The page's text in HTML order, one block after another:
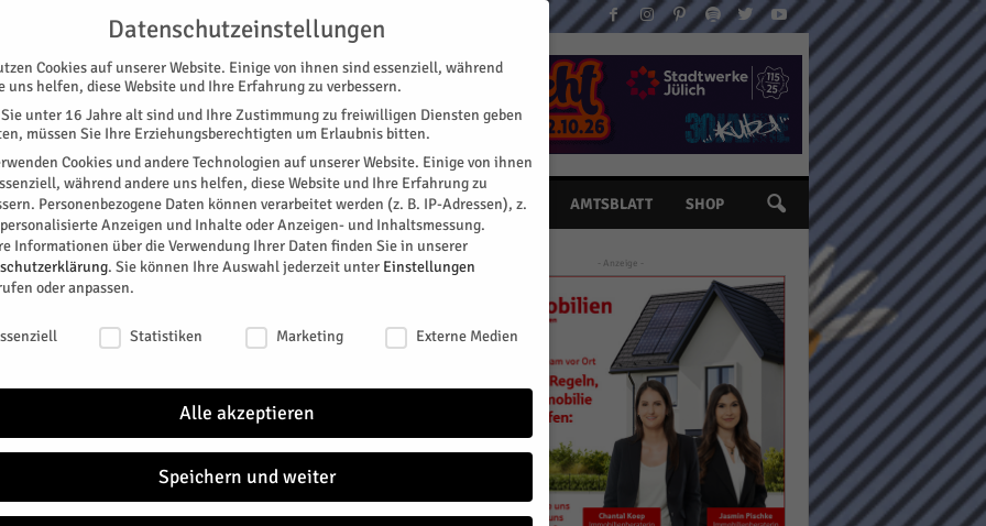
KONTAKT
SPEZIAL E-PAPER KINO GALERIE TERMINE AMTSBLATT SHOP
in der Region gestiegen
in der Region
oft in die Region: Die Zahl der Übernachtungen in
ist 2019 gegenüber dem Vorjahr um 3,4 Prozent
dem NRW-Durchschnitt von 2,8 Prozent“, sagt
und Handelskammer (IHK) Aachen, beim
in Düren. Im vergangenen Jahr seien in der
- Anzeige -
Datenschutzeinstellungen
Cookies auf unserer Website. Einige von ihnen sind essenziell, während
uns helfen, diese Website und Ihre Erfahrung zu verbessern.
unter 16 Jahre alt sind und Ihre Zustimmung zu freiwilligen Diensten geben
müssen Sie Ihre Erziehungsberechtigten um Erlaubnis bitten.
Cookies und andere Technologien auf unserer Website. Einige von ihnen
während andere uns helfen, diese Website und Ihre Erfahrung zu
Personenbezogene Daten können verarbeitet werden (z. B. IP-Adressen), z.
Anzeigen und Inhalte oder Anzeigen- und Inhaltsmessung.
Informationen über die Verwendung Ihrer Daten finden Sie in unserer
. Sie können Ihre Auswahl jederzeit unter Einstellungen
oder anpassen.
Statistiken Marketing Externe Medien
Alle akzeptieren
Speichern und weiter